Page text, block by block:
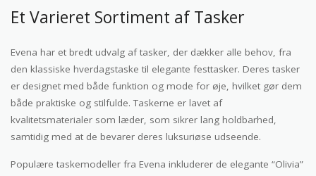
Et Varieret Sortiment af Tasker
Evena har et bredt udvalg af tasker, der dækker alle behov, fra
den klassiske hverdagstaske til elegante festtasker. Deres tasker
er designet med både funktion og mode for øje, hvilket gør dem
både praktiske og stilfulde. Taskerne er lavet af
kvalitetsmaterialer som læder, som sikrer lang holdbarhed,
samtidig med at de bevarer deres luksuriøse udseende.
Populære taskemodeller fra Evena inkluderer de elegante “Olivia”